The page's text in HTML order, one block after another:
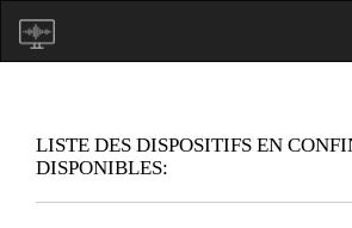
LISTE DES DISPOSITIFS EN
DISPONIBLES: